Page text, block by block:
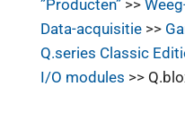
”Producten”>>
Data-acquisitie>>
Q.series Classic
I/O modules >>